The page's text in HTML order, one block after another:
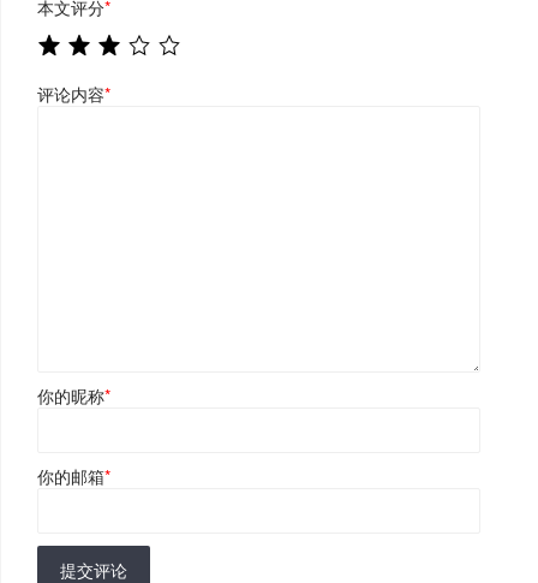
本文评分*
评论内容*
你的昵称*
你的邮箱*
提交评论